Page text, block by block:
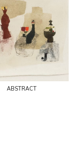
abstract